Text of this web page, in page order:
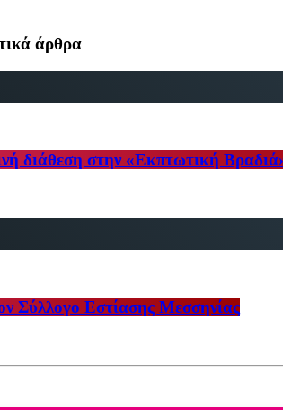
άρθρα
διάθεση στην «Εκπτωτική
Σύλλογο Εστίασης Μεσσηνίας